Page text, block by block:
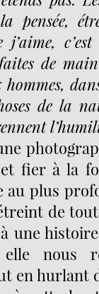
pensée,
de
de la
fier à la
au plus
de
une
nous
en hurlant